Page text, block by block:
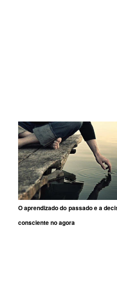
O aprendizado do passado e a
consciente no agora